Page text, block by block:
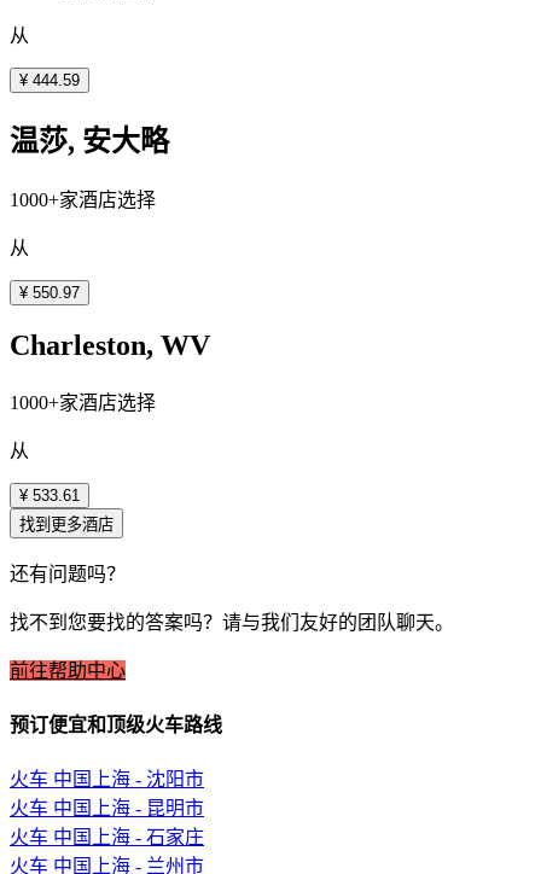
从
¥ 444.59
温莎, 安大略
1000+家酒店选择
从
¥ 550.97
Charleston, WV
1000+家酒店选择
从
¥ 533.61
找到更多酒店
还有问题吗？
找不到您要找的答案吗？请与我们友好的团队聊天。
前往帮助中心
预订便宜和顶级火车路线
火车 中国上海 - 沈阳市
火车 中国上海 - 昆明市
火车 中国上海 - 石家庄
火车 中国上海 - 兰州市